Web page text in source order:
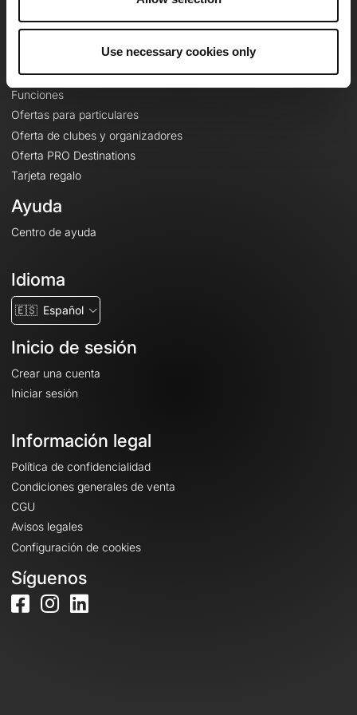
Use necessary cookies only
Le Mag'
Mapas base topográficos
Funciones
Ofertas para particulares
Oferta de clubes y organizadores
Oferta PRO Destinations
Tarjeta regalo
Ayuda
Centro de ayuda
Idioma
🇪🇸 Español
Inicio de sesión
Crear una cuenta
Iniciar sesión
Información legal
Política de confidencialidad
Condiciones generales de venta
CGU
Avisos legales
Configuración de cookies
Síguenos